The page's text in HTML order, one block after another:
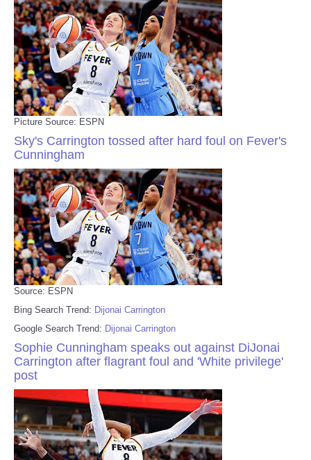
Picture Source: ESPN
Sky's Carrington tossed after hard foul on Fever's
Cunningham
Source: ESPN
Bing Search Trend: Dijonai Carrington
Google Search Trend: Dijonai Carrington
Sophie Cunningham speaks out against DiJonai
Carrington after flagrant foul and 'White privilege'
post